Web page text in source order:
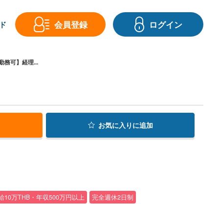
会員登録 ログイン
務可】経理...
お気に入り に追加
10万THB・年収500万円以上 完全週休2日制